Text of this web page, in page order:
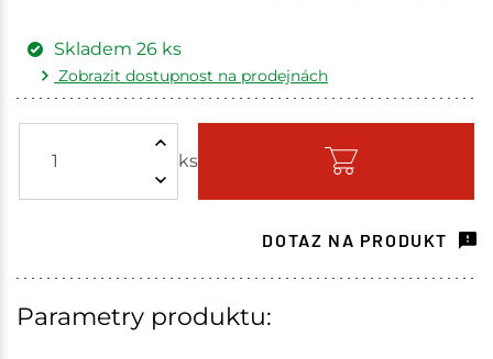
ks
Skladem 26 ks
Zobrazit dostupnost na prodejnách
Skladem - ihned k odeslání
Choceň 4 ks
DOTAZ NA PRODUKT
Parametry produktu: